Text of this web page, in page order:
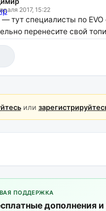
2017, 15:22
— тут специалисты по EVO
перенесите свой
или
ПОДДЕРЖКА
дополнения